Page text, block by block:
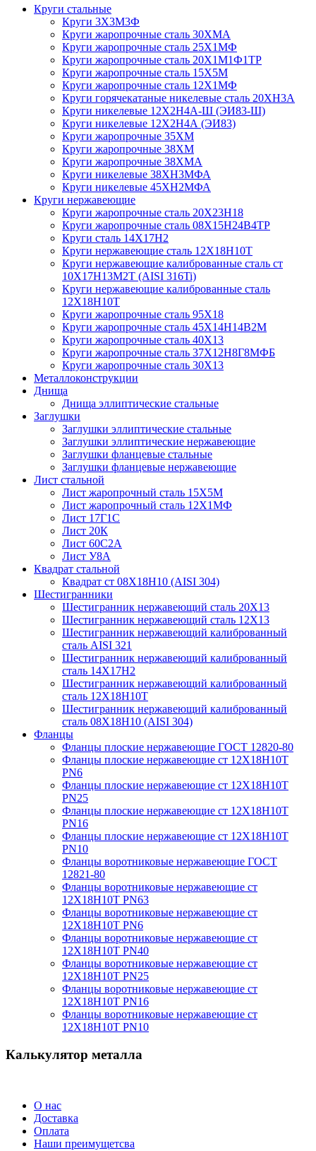
Круги стальные
Круги 3Х3М3Ф
Круги жаропрочные сталь 30ХМА
Круги жаропрочные сталь 25Х1МФ
Круги жаропрочные сталь 20Х1М1Ф1ТР
Круги жаропрочные сталь 15Х5М
Круги жаропрочные сталь 12Х1МФ
Круги горячекатаные никелевые сталь 20ХН3А
Круги никелевые 12Х2Н4А-Ш (ЭИ83-Ш)
Круги никелевые 12Х2Н4А (ЭИ83)
Круги жаропрочные 35ХМ
Круги жаропрочные 38ХМ
Круги жаропрочные 38ХМА
Круги никелевые 38XH3MФА
Круги никелевые 45ХН2МФА
Круги нержавеющие
Круги жаропрочные сталь 20Х23Н18
Круги жаропрочные сталь 08Х15Н24В4ТР
Круги сталь 14Х17Н2
Круги нержавеющие сталь 12Х18Н10Т
Круги нержавеющие калиброванные сталь ст
10Х17Н13М2Т (AISI 316Ti)
Круги нержавеющие калиброванные сталь
12Х18Н10Т
Круги жаропрочные сталь 95Х18
Круги жаропрочные сталь 45Х14Н14В2М
Круги жаропрочные сталь 40Х13
Круги жаропрочные сталь 37Х12Н8Г8МФБ
Круги жаропрочные сталь 30Х13
Металлоконструкции
Днища
Днища эллиптические стальные
Заглушки
Заглушки эллиптические стальные
Заглушки эллиптические нержавеющие
Заглушки фланцевые стальные
Заглушки фланцевые нержавеющие
Лист стальной
Лист жаропрочный сталь 15Х5М
Лист жаропрочный сталь 12Х1МФ
Лист 17Г1С
Лист 20К
Лист 60С2А
Лист У8А
Квадрат стальной
Квадрат ст 08Х18Н10 (AISI 304)
Шестигранники
Шестигранник нержавеющий сталь 20Х13
Шестигранник нержавеющий сталь 12Х13
Шестигранник нержавеющий калиброванный
сталь AISI 321
Шестигранник нержавеющий калиброванный
сталь 14Х17Н2
Шестигранник нержавеющий калиброванный
сталь 12Х18Н10Т
Шестигранник нержавеющий калиброванный
сталь 08Х18Н10 (AISI 304)
Фланцы
Фланцы плоские нержавеющие ГОСТ 12820-80
Фланцы плоские нержавеющие ст 12Х18Н10Т
PN6
Фланцы плоские нержавеющие ст 12Х18Н10Т
PN25
Фланцы плоские нержавеющие ст 12Х18Н10Т
PN16
Фланцы плоские нержавеющие ст 12Х18Н10Т
PN10
Фланцы воротниковые нержавеющие ГОСТ
12821-80
Фланцы воротниковые нержавеющие ст
12Х18Н10Т PN63
Фланцы воротниковые нержавеющие ст
12Х18Н10Т PN6
Фланцы воротниковые нержавеющие ст
12Х18Н10Т PN40
Фланцы воротниковые нержавеющие ст
12Х18Н10Т PN25
Фланцы воротниковые нержавеющие ст
12Х18Н10Т PN16
Фланцы воротниковые нержавеющие ст
12Х18Н10Т PN10
Калькулятор металла
О нас
Доставка
Оплата
Наши преимущетсва